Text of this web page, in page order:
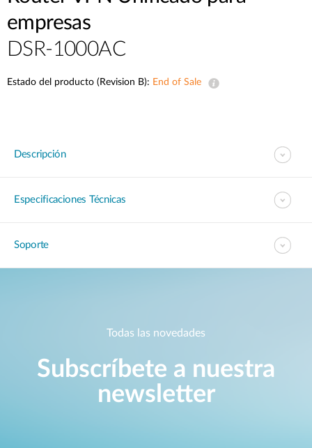
empresas
DSR-1000AC
Estado del producto (Revision B): End of Sale
Descripción
Especificaciones Técnicas
Soporte
Todas las novedades
Subscríbete a nuestra
newsletter